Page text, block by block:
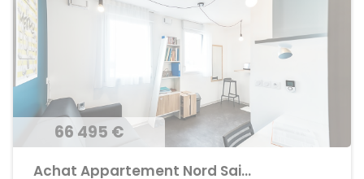
66 495 €
Achat Appartement Nord Saint-Martin